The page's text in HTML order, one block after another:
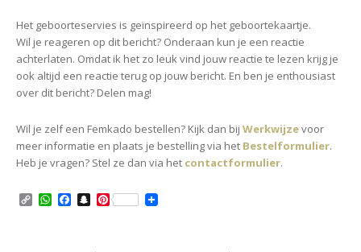
Het geboorteservies is geïnspireerd op het geboortekaartje.
Wil je reageren op dit bericht? Onderaan kun je een reactie
achterlaten. Omdat ik het zo leuk vind jouw reactie te lezen krijg je
ook altijd een reactie terug op jouw bericht. En ben je enthousiast
over dit bericht? Delen mag!
Wil je zelf een Femkado bestellen? Kijk dan bij Werkwijzevoor
meer informatie en plaats je bestelling via het Bestelformulier.
Heb je vragen? Stel ze dan via het contactformulier.
C W S P